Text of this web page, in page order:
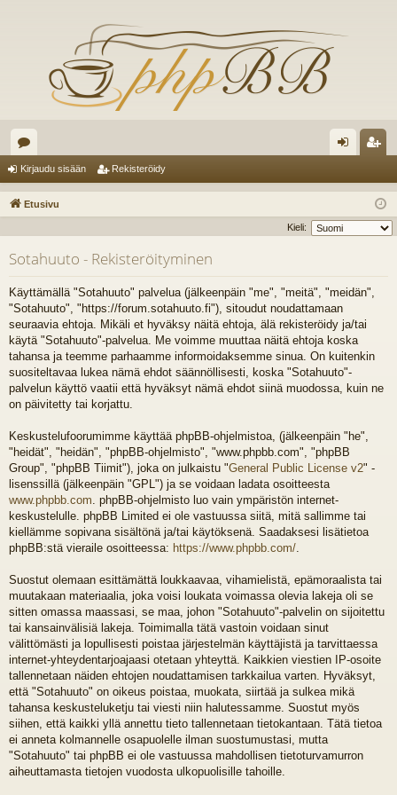
es
ku
ua
lu
ee
t
au
du
sä
ist
er
dy
Kirjaudu sisään Rekisteröidy
Etusivu
Kieli:
Sotahuuto - Rekisteröityminen
Käyttämällä "Sotahuuto" palvelua (jälkeenpäin "me", "meitä", "meidän",
"Sotahuuto", "https://forum.sotahuuto.fi"), sitoudut noudattamaan
seuraavia ehtoja. Mikäli et hyväksy näitä ehtoja, älä rekisteröidy ja/tai
käytä "Sotahuuto"-palvelua. Me voimme muuttaa näitä ehtoja koska
tahansa ja teemme parhaamme informoidaksemme sinua. On kuitenkin
suositeltavaa lukea nämä ehdot säännöllisesti, koska "Sotahuuto"-
palvelun käyttö vaatii että hyväksyt nämä ehdot siinä muodossa, kuin ne
on päivitetty tai korjattu.
Keskustelufoorumimme käyttää phpBB-ohjelmistoa, (jälkeenpäin "he",
"heidät", "heidän", "phpBB-ohjelmisto", "www.phpbb.com", "phpBB
Group", "phpBB Tiimit"), joka on julkaistu "General Public License v2" -
lisenssillä (jälkeenpäin "GPL") ja se voidaan ladata osoitteesta
www.phpbb.com . phpBB-ohjelmisto luo vain ympäristön internet-
keskustelulle. phpBB Limited ei ole vastuussa siitä, mitä sallimme tai
kiellämme sopivana sisältönä ja/tai käytöksenä. Saadaksesi lisätietoa
phpBB:stä vieraile osoitteessa: https://www.phpbb.com/
Suostut olemaan esittämättä loukkaavaa, vihamielistä, epämoraalista tai
muutakaan materiaalia, joka voisi loukata voimassa olevia lakeja oli se
sitten omassa maassasi, se maa, johon "Sotahuuto"-palvelin on sijoitettu
tai kansainvälisiä lakeja. Toimimalla tätä vastoin voidaan sinut
välittömästi ja lopullisesti poistaa järjestelmän käyttäjistä ja tarvittaessa
internet-yhteydentarjoajaasi otetaan yhteyttä. Kaikkien viestien IP-osoite
tallennetaan näiden ehtojen noudattamisen tarkkailua varten. Hyväksyt,
että "Sotahuuto" on oikeus poistaa, muokata, siirtää ja sulkea mikä
tahansa keskusteluketju tai viesti niin halutessamme. Suostut myös
siihen, että kaikki yllä annettu tieto tallennetaan tietokantaan. Tätä tietoa
ei anneta kolmannelle osapuolelle ilman suostumustasi, mutta
"Sotahuuto" tai phpBB ei ole vastuussa mahdollisen tietoturvamurron
aiheuttamasta tietojen vuodosta ulkopuolisille tahoille.